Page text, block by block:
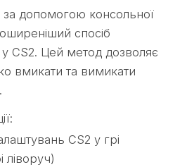
допомогою консольної
спосіб
CS2. Цей метод дозволяє
вмикати та вимикати
CS2 у грі
ліворуч)